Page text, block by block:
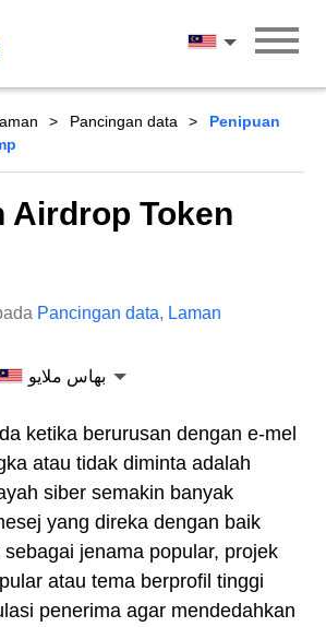
بهاس ملايو
Pancingan data
Penipuan
Airdrop Token
Pancingan data, Laman
بهاس ملايو
ketika berurusan dengan e-mel
atau tidak diminta adalah
siber semakin banyak
yang direka dengan baik
jenama popular, projek
atau tema berprofil tinggi
penerima agar mendedahkan